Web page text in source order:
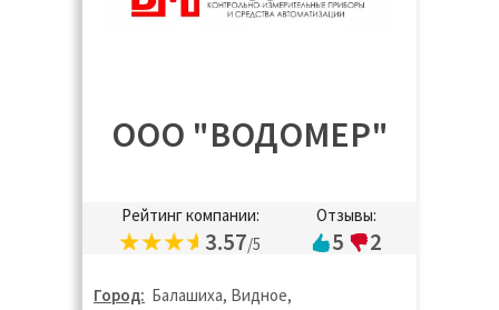
ООО "ВОДОМЕР"
Рейтинг компании:
3.57/5
Отзывы:
5 2
Город: Балашиха, Видное,